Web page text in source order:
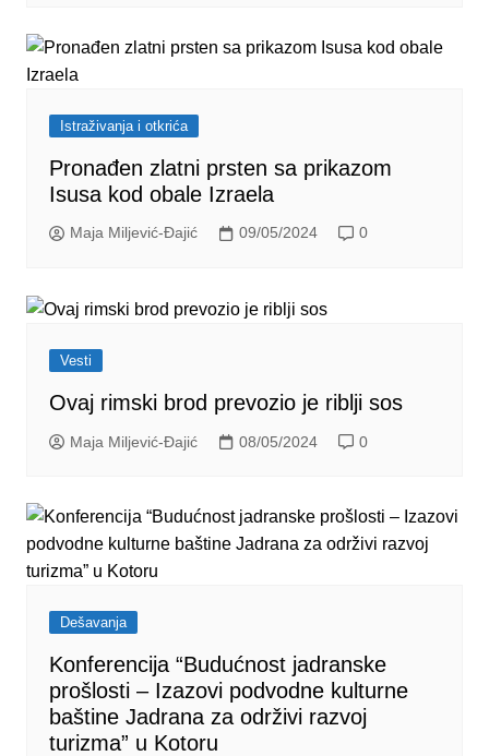
Istraživanja i otkrića
Pronađen zlatni prsten sa prikazom
Isusa kod obale Izraela
Maja Miljević-Đajić 09/05/2024 0
Vesti
Ovaj rimski brod prevozio je riblji sos
Maja Miljević-Đajić 08/05/2024 0
Dešavanja
Konferencija “Budućnost jadranske
prošlosti – Izazovi podvodne kulturne
baštine Jadrana za održivi razvoj
turizma” u Kotoru